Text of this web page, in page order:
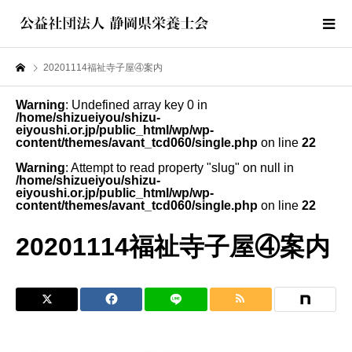
20201114福祉寺子屋④案内
Warning: Undefined array key 0 in
/home/shizueiyou/shizu-
eiyoushi.or.jp/public_html/wp/wp-
content/themes/avant_tcd060/single.php on line 22
Warning: Attempt to read property "slug" on null in
/home/shizueiyou/shizu-
eiyoushi.or.jp/public_html/wp/wp-
content/themes/avant_tcd060/single.php on line 22
20201114福祉寺子屋④案内